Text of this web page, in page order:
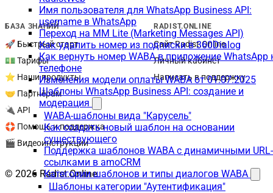
Имя пользователя для WhatsApp Business API:
username в WhatsApp
Переход на MM Lite (Marketing Messages API)
Как удалить номер из подписки в 360Dialog
Как вернуть номер WABA в приложение WhatsApp
телефоне
Изменения модели оплаты WABA от 01.07.2025
Шаблоны WhatsApp Business API: создание и
модерация
WABA-шаблоны вида "Карусель"
Как создать новый шаблон на основании
существующего
Поддержка шаблонов WABA с динамичными URL-
ссылками в amoCRM
Категории шаблонов и типы диалогов WABA
Шаблоны категории "Аутентификация"
БАЗА ЗНАНИЙ
🚀 Быстрый старт
💵 Тарифы
⭐ Наши продукты
🤝 Партнёрам
🔌 API
🛟 Помощь и поддержка
🎬 Видеоинструкции
RADIST.ONLINE
Сайт Radist.Online
Личный кабинет
Написать в поддержку
© 2026 Radist.Online